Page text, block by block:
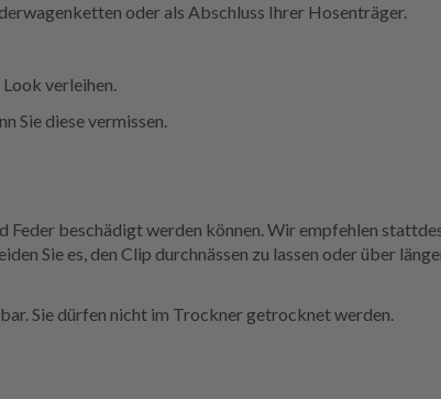
oder als Abschluss Ihrer Hosenträger.
verleihen.
Sie diese vermissen.
beschädigt werden können. Wir empfehlen
Sie es, den Clip durchnässen zu lassen oder über
Sie dürfen nicht im Trockner getrocknet werden.